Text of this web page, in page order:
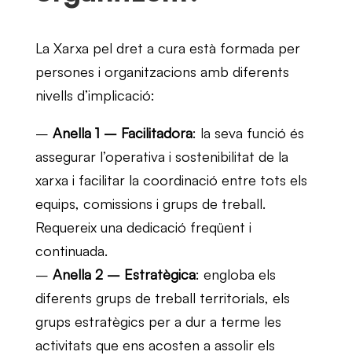
La Xarxa pel dret a cura està formada per
persones i organitzacions amb diferents
nivells d’implicació:
– Anella 1 – Facilitadora: la seva funció és
assegurar l’operativa i sostenibilitat de la
xarxa i facilitar la coordinació entre tots els
equips, comissions i grups de treball.
Requereix una dedicació freqüent i
continuada.
– Anella 2 – Estratègica: engloba els
diferents grups de treball territorials, els
grups estratègics per a dur a terme les
activitats que ens acosten a assolir els